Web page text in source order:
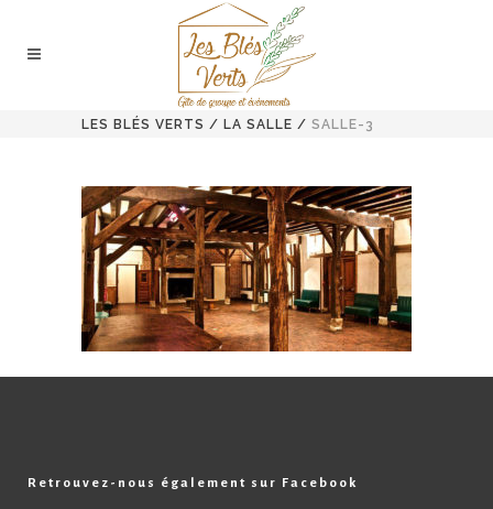
LES BLÉS VERTS / LA SALLE / SALLE-3
Retrouvez-nous également sur Facebook